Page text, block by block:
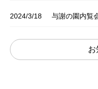
2024/3/18 与謝の園内
お